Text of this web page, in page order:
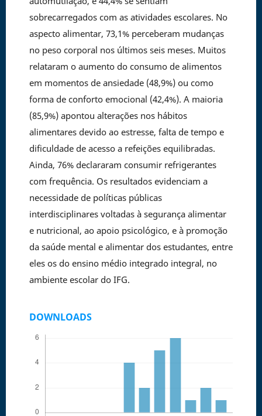
sobrecarregados com as atividades escolares. No
aspecto alimentar, 73,1% perceberam mudanças
no peso corporal nos últimos seis meses. Muitos
relataram o aumento do consumo de alimentos
em momentos de ansiedade (48,9%) ou como
forma de conforto emocional (42,4%). A maioria
(85,9%) apontou alterações nos hábitos
alimentares devido ao estresse, falta de tempo e
dificuldade de acesso a refeições equilibradas.
Ainda, 76% declararam consumir refrigerantes
com frequência. Os resultados evidenciam a
necessidade de políticas públicas
interdisciplinares voltadas à segurança alimentar
e nutricional, ao apoio psicológico, e à promoção
da saúde mental e alimentar dos estudantes, entre
eles os do ensino médio integrado integral, no
ambiente escolar do IFG.
DOWNLOADS